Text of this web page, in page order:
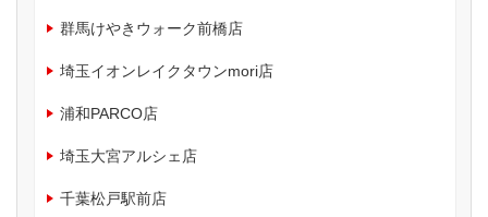
群馬けやきウォーク前橋店
埼玉イオンレイクタウンmori店
浦和PARCO店
埼玉大宮アルシェ店
千葉松戸駅前店